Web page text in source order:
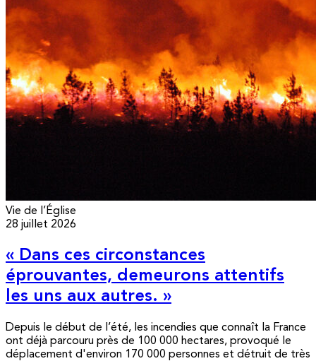
Vie de l’Église
28 juillet 2026
« Dans ces circonstances
éprouvantes, demeurons attentifs
les uns aux autres. »
Depuis le début de l’été, les incendies que connaît la France
ont déjà parcouru près de 100 000 hectares, provoqué le
déplacement d'environ 170 000 personnes et détruit de très